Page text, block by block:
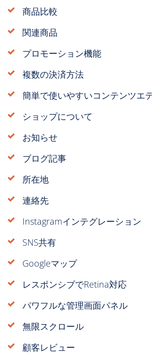
商品比較
関連商品
プロモーション機能
複数の決済方法
簡単で使いやすいコンテンツエ
ショップについて
お知らせ
ブログ記事
所在地
連絡先
Instagramインテグレーション
SNS共有
Googleマップ
レスポンシブでRetina対応
パワフルな管理画面パネル
無限スクロール
顧客レビュー